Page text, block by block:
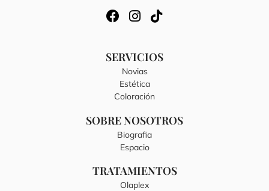
SERVICIOS
Novias
Estética
Coloración
SOBRE NOSOTROS
Biografia
Espacio
TRATAMIENTOS
Olaplex